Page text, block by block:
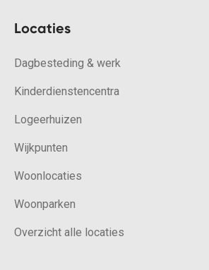
Locaties
Dagbesteding & werk
Kinderdienstencentra
Logeerhuizen
Wijkpunten
Woonlocaties
Woonparken
Overzicht alle locaties